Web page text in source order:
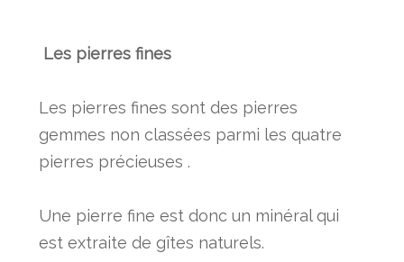
Les pierres fines
Les pierres fines sont des pierres
gemmes non classées parmi les quatre
pierres précieuses .
Une pierre fine est donc un minéral qui
est extraite de gîtes naturels.